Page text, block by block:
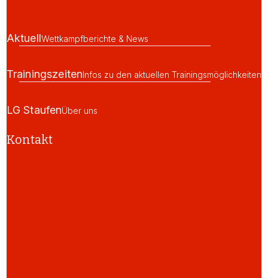
AktuellWettkampfberichte & News
TrainingszeitenInfos zu den aktuellen Trainingsmöglichkeiten
LG StaufenÜber uns
Kontakt